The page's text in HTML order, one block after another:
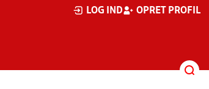
LOG IND OPRET PROFIL